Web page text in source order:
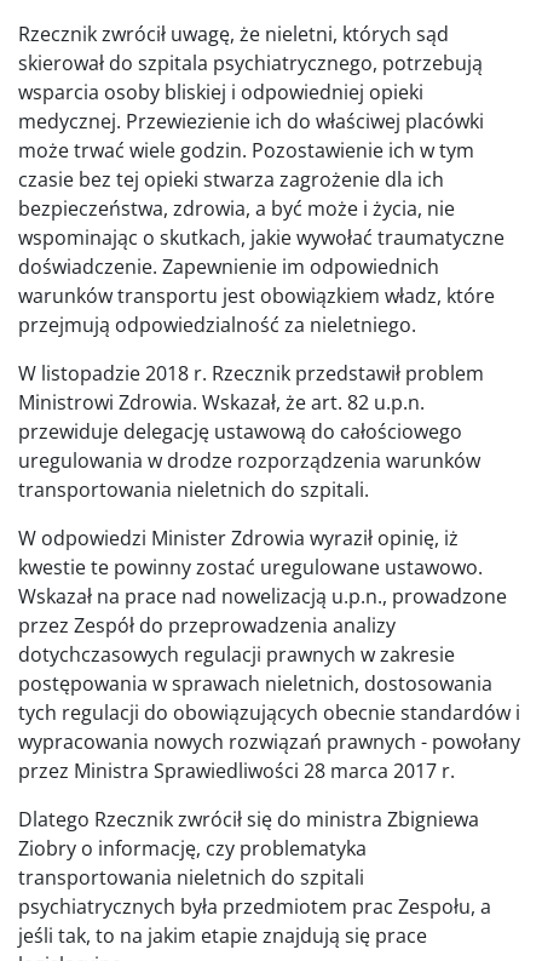
Rzecznik zwrócił uwagę, że nieletni, których sąd
skierował do szpitala psychiatrycznego, potrzebują
wsparcia osoby bliskiej i odpowiedniej opieki
medycznej. Przewiezienie ich do właściwej placówki
może trwać wiele godzin. Pozostawienie ich w tym
czasie bez tej opieki stwarza zagrożenie dla ich
bezpieczeństwa, zdrowia, a być może i życia, nie
wspominając o skutkach, jakie wywołać traumatyczne
doświadczenie. Zapewnienie im odpowiednich
warunków transportu jest obowiązkiem władz, które
przejmują odpowiedzialność za nieletniego.
W listopadzie 2018 r. Rzecznik przedstawił problem
Ministrowi Zdrowia. Wskazał, że art. 82 u.p.n.
przewiduje delegację ustawową do całościowego
uregulowania w drodze rozporządzenia warunków
transportowania nieletnich do szpitali.
W odpowiedzi Minister Zdrowia wyraził opinię, iż
kwestie te powinny zostać uregulowane ustawowo.
Wskazał na prace nad nowelizacją u.p.n., prowadzone
przez Zespół do przeprowadzenia analizy
dotychczasowych regulacji prawnych w zakresie
postępowania w sprawach nieletnich, dostosowania
tych regulacji do obowiązujących obecnie standardów i
wypracowania nowych rozwiązań prawnych - powołany
przez Ministra Sprawiedliwości 28 marca 2017 r.
Dlatego Rzecznik zwrócił się do ministra Zbigniewa
Ziobry o informację, czy problematyka
transportowania nieletnich do szpitali
psychiatrycznych była przedmiotem prac Zespołu, a
jeśli tak, to na jakim etapie znajdują się prace